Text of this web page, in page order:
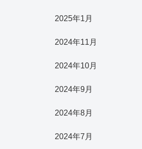
2025年1月
2024年11月
2024年10月
2024年9月
2024年8月
2024年7月